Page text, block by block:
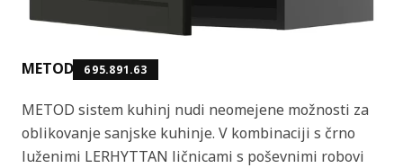
METOD 695.891.63
METOD sistem kuhinj nudi neomejene možnosti za
oblikovanje sanjske kuhinje. V kombinaciji s črno
luženimi LERHYTTAN ličnicami s poševnimi robovi